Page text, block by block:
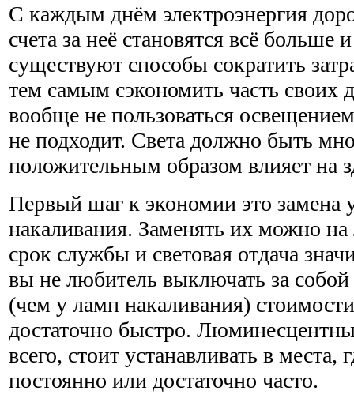
С каждым днём электроэнергия
счета за неё становятся всё
существуют способы сократить
тем самым сэкономить часть своих
вообще не пользоваться
не подходит. Света должно быть
положительным образом влияет на
Первый шаг к экономии это замена
накаливания. Заменять их можно
срок службы и световая отдача
вы не любитель выключать за
(чем у ламп накаливания)
достаточно быстро.
всего, стоит устанавливать в места,
постоянно или достаточно часто.